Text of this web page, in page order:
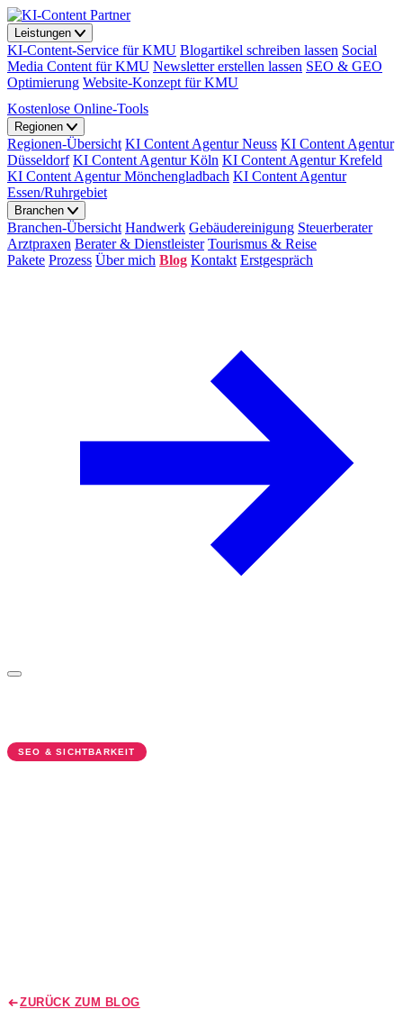
Leistungen
KI-Content-Service für KMU Blogartikel schreiben lassen Social
Media Content für KMU Newsletter erstellen lassen SEO & GEO
Optimierung Website-Konzept für KMU
Kostenlose Online-Tools
Regionen
Regionen-Übersicht KI Content Agentur Neuss KI Content Agentur
Düsseldorf KI Content Agentur Köln KI Content Agentur Krefeld
KI Content Agentur Mönchengladbach KI Content Agentur
Essen/Ruhrgebiet
Branchen
Branchen-Übersicht Handwerk Gebäudereinigung Steuerberater
Arztpraxen Berater & Dienstleister Tourismus & Reise
Pakete Prozess Über mich Blog Kontakt Erstgespräch
SEO & SICHTBARKEIT
ZURÜCK ZUM BLOG